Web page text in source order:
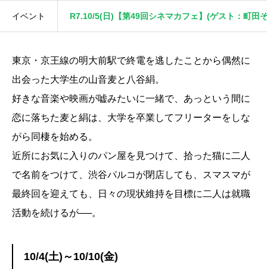
イベント R7.10/5(日)【第49回シネマカフェ】(ゲスト：町田
東京・京王線の明大前駅で終電を逃したことから偶然に
出会った大学生の山音麦と八谷絹。
好きな音楽や映画が嘘みたいに一緒で、あっという間に
恋に落ちた麦と絹は、大学を卒業してフリーターをしな
がら同棲を始める。
近所にお気に入りのパン屋を見つけて、拾った猫に二人
で名前をつけて、渋谷パルコが閉店しても、スマスマが
最終回を迎えても、日々の現状維持を目標に二人は就職
活動を続けるが──。
10/4(土)～10/10(金)